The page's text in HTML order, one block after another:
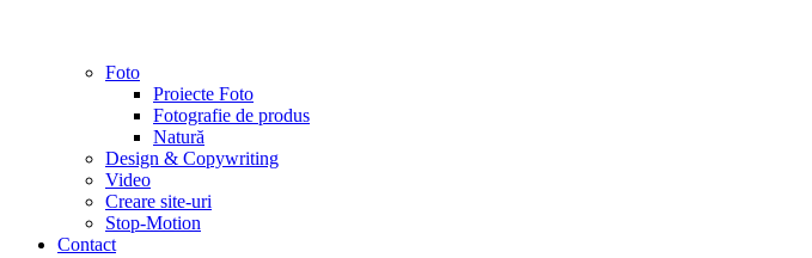
Foto
Proiecte Foto
Fotografie de produs
Natură
Design & Copywriting
Video
Creare site-uri
Stop-Motion
Contact